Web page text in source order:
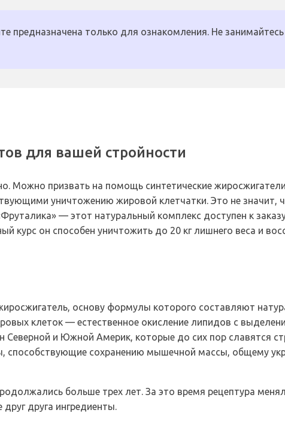
предназначена только для ознакомления. Не
для вашей стройности
Можно призвать на помощь синтетические
уничтожению жировой клетчатки. Это не значит,
— этот натуральный комплекс доступен к
курс он способен уничтожить до 20 кг лишнего веса и
основу формулы которого составляют
клеток — естественное окисление липидов с
и Южной Америк, которые до сих пор славятся
способствующие сохранению мышечной массы, общему
больше трех лет. За это время рецептура
друга ингредиенты.